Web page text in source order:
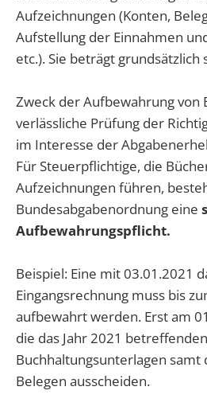
Aufzeichnungen (Konten,
Aufstellung der Einnahmen
etc.). Sie beträgt grundsätzlich
Zweck der Aufbewahrung von
verlässliche Prüfung der
im Interesse der
Für Steuerpflichtige, die
Aufzeichnungen führen,
Bundesabgabenordnung eine
Aufbewahrungspflicht.
Beispiel: Eine mit 03.01.2021
Eingangsrechnung muss bis
aufbewahrt werden. Erst am
die das Jahr 2021 betreffenden
Buchhaltungsunterlagen samt
Belegen ausscheiden.